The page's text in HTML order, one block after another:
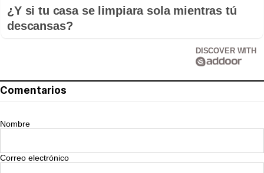
¿Y si tu casa se limpiara sola mientras tú
descansas?
DISCOVER WITH
Comentarios
Nombre
Correo electrónico